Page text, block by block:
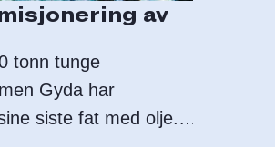
av
tonn tunge
Gyda har
siste fat med olje.